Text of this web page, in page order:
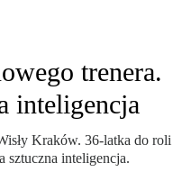
trenera.
inteligencja
Kraków. 36-latka do roli
sztuczna inteligencja.